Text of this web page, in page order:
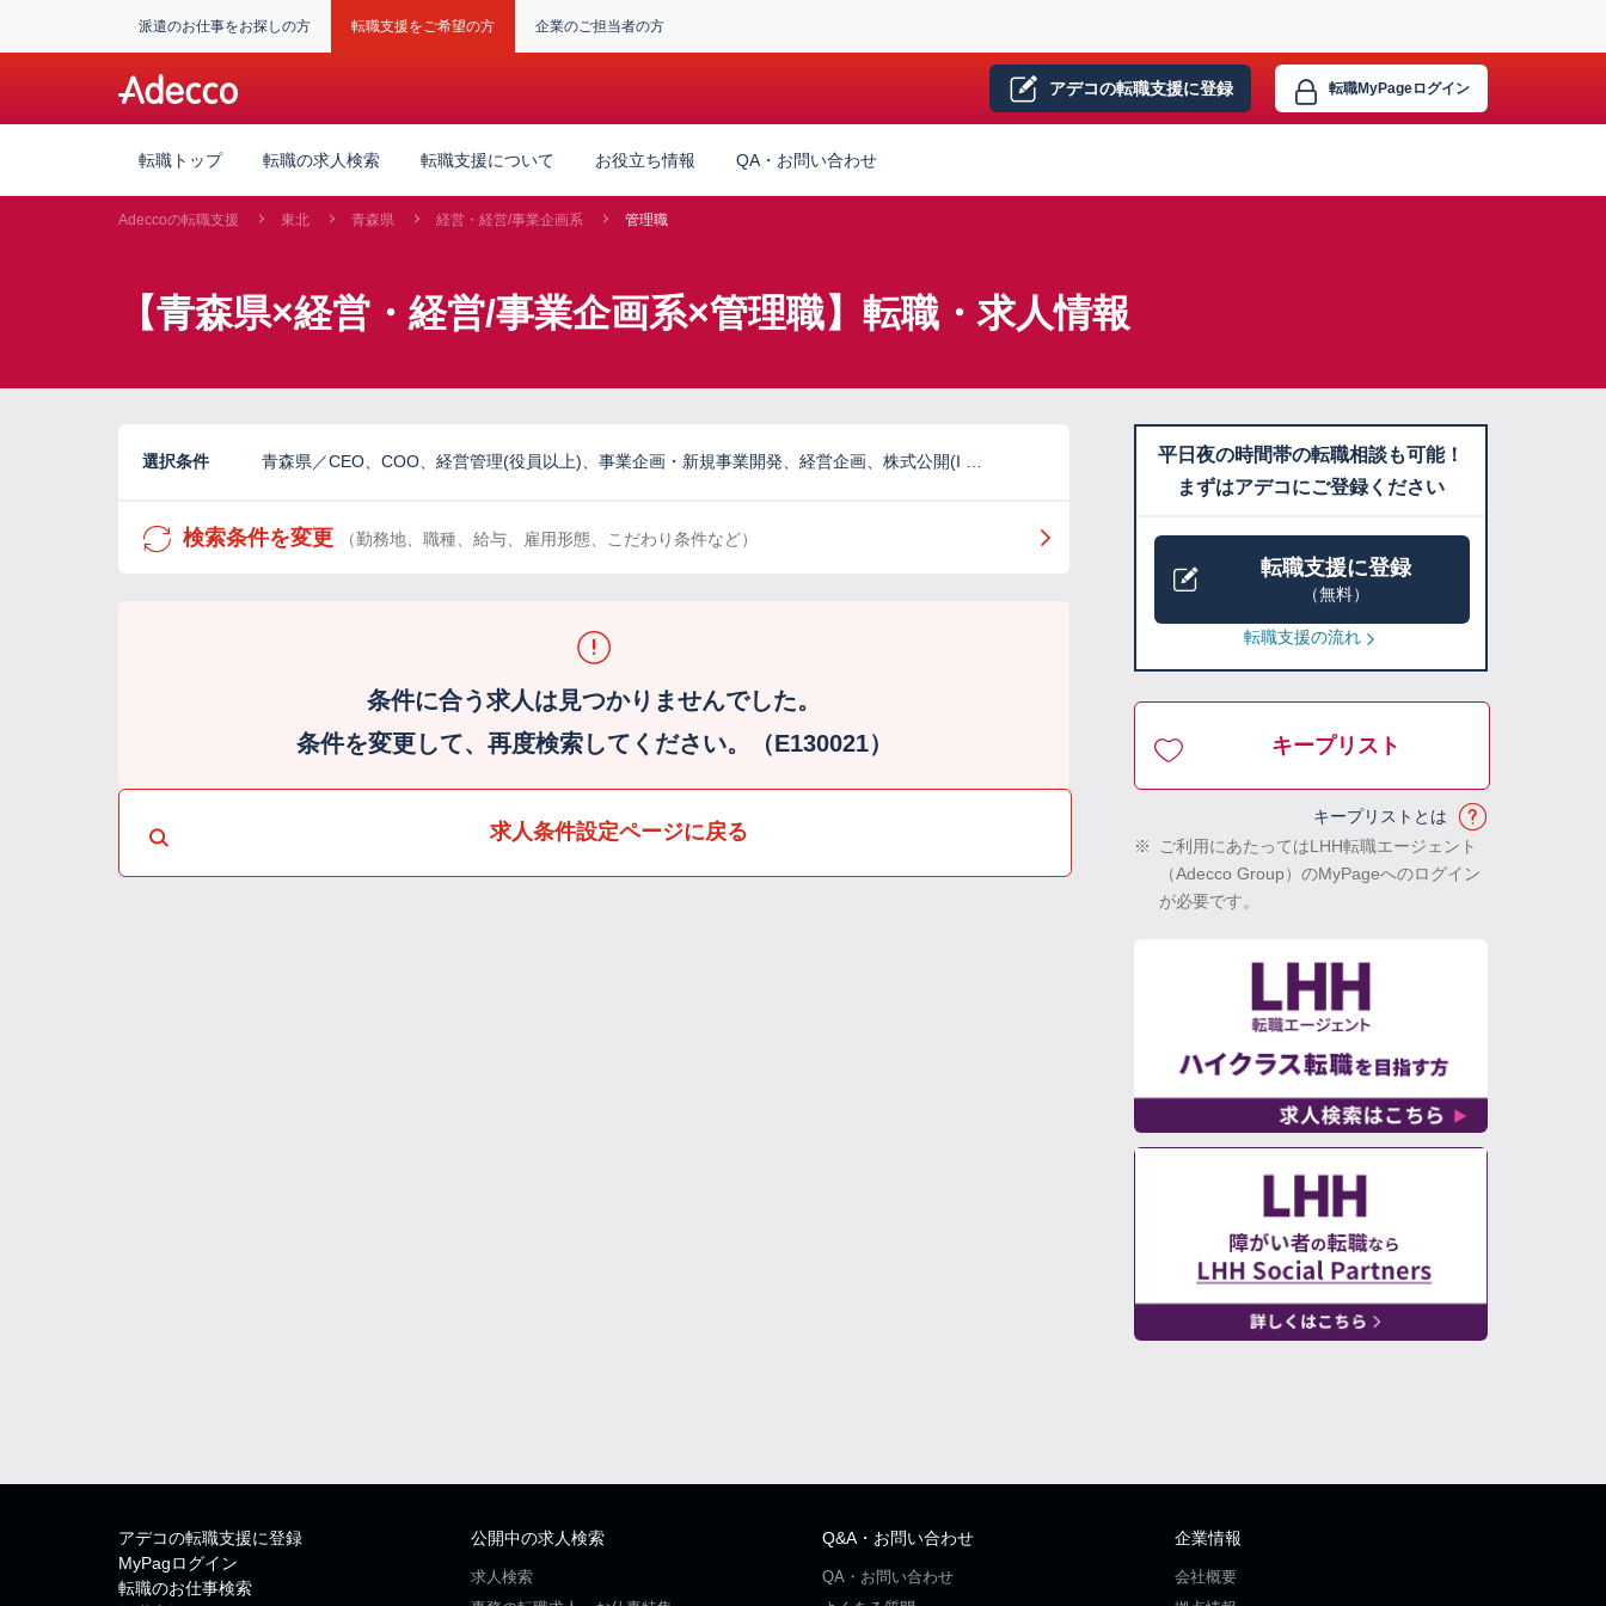
派遣のお仕事をお探しの方 転職支援をご希望の方 企業のご担当者の方
アデコの転職支援に登録 転職MyPageログイン
転職トップ 転職の求人検索 転職支援について お役立ち情報 QA・お問い合わせ
Adeccoの転職支援 東北 青森県 経営・経営/事業企画系 管理職
【青森県×経営・経営/事業企画系×管理職】転職・求人情報
選択条件 青森県／CEO、COO、経営管理(役員以上)、事業企画・新規事業開発、経営企画、株式公開(I …
検索条件を変更 （勤務地、職種、給与、雇用形態、こだわり条件など）
条件に合う求人は見つかりませんでした。
条件を変更して、再度検索してください。（E130021）
求人条件設定ページに戻る
平日夜の時間帯の転職相談も可能！
まずはアデコにご登録ください
転職支援に登録
（無料）
転職支援の流れ
キープリスト
キープリストとは
※
ご利用にあたってはLHH転職エージェント
（Adecco Group）のMyPageへのログイン
が必要です。
アデコの転職支援に登録
MyPagログイン
転職のお仕事検索
公開中の求人検索
求人検索
Q&A・お問い合わせ
QA・お問い合わせ
企業情報
会社概要